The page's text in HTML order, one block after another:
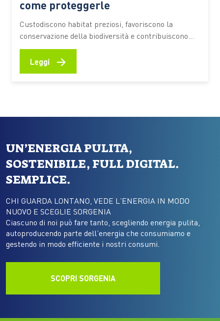
come proteggerle
Custodiscono habitat preziosi, favoriscono la
conservazione della biodiversità e contribuiscono
alla resilienza degli ecosistemi costieri. Scopri come
funzionano, quali benefici offrono e quali
Leggi →
UN’ENERGIA PULITA,
SOSTENIBILE, FULL DIGITAL.
SEMPLICE.
CHI GUARDA LONTANO, VEDE L’ENERGIA IN MODO
NUOVO E SCEGLIE SORGENIA
Ciascuno di noi può fare tanto, scegliendo energia pulita,
autoproducendo parte dell’energia che consumiamo e
gestendo in modo efficiente i nostri consumi.
SCOPRI SORGENIA